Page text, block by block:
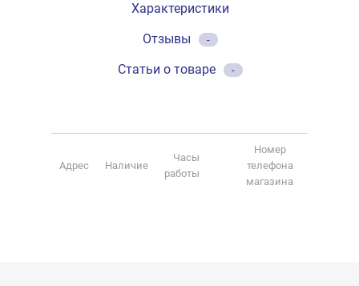
Характеристики
Отзывы
-
Статьи о товаре -
Адрес Наличие
Часы
работы
Номер
телефона
магазина